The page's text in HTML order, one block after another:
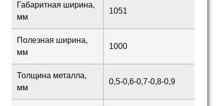
Габаритная ширина,
мм
1051
Полезная ширина,
мм
1000
Толщина металла,
мм
0,5-0,6-0,7-0,8-0,9